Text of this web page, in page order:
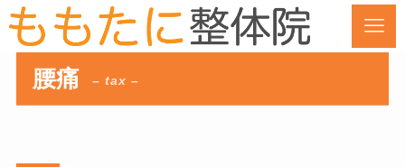
腰痛 – tax –